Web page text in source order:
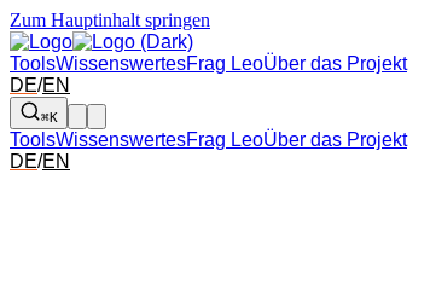
Zum Hauptinhalt springen
ToolsWissenswertesFrag LeoÜber das Projekt
DE/EN
⌘K
ToolsWissenswertesFrag LeoÜber das Projekt
DE/EN